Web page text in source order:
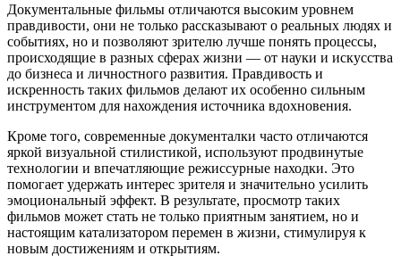
Документальные фильмы отличаются высоким уровнем
правдивости, они не только рассказывают о реальных людях и
событиях, но и позволяют зрителю лучше понять процессы,
происходящие в разных сферах жизни — от науки и искусства
до бизнеса и личностного развития. Правдивость и
искренность таких фильмов делают их особенно сильным
инструментом для нахождения источника вдохновения.
Кроме того, современные документалки часто отличаются
яркой визуальной стилистикой, используют продвинутые
технологии и впечатляющие режиссурные находки. Это
помогает удержать интерес зрителя и значительно усилить
эмоциональный эффект. В результате, просмотр таких
фильмов может стать не только приятным занятием, но и
настоящим катализатором перемен в жизни, стимулируя к
новым достижениям и открытиям.